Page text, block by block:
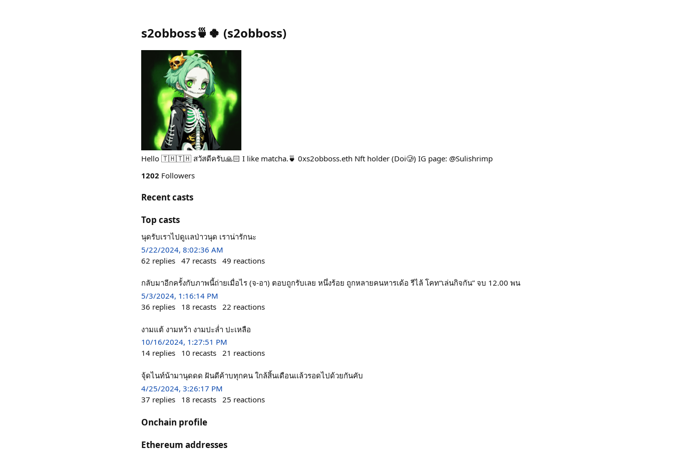
s2obboss🍵🍀 (s2obboss)
Hello 🇹🇭🇹🇭 สวัสดีครับ🙏🏻 I like matcha.🍵 0xs2obboss.eth Nft holder (Doi🥲) IG page: @Sulishrimp
1202 Followers
Recent casts
Top casts
นุดรับเราไปดูเเลป่าวนุด เราน่ารักนะ
5/22/2024, 8:02:36 AM
62 replies 47 recasts 49 reactions
กลับมาอีกครั้งกับภาพนี้ถ่ายเมื่อไร (จ-อา) ตอบถูกรับเลย หนึ่งร้อย ถูกหลายคนหารเด้อ รีไล้ โคท“เล่นกิจกัน” จบ 12.00 พน
5/3/2024, 1:16:14 PM
36 replies 18 recasts 22 reactions
งามแต้ งามหว้า งามปะล่ำ ปะเหลือ
10/16/2024, 1:27:51 PM
14 replies 10 recasts 21 reactions
จุ้ดไนท์น้ามานุดดด ฝันดีค้าบทุกคน ใกล้สิ้นเดือนเเล้วรอดไปด้วยกันคับ
4/25/2024, 3:26:17 PM
37 replies 18 recasts 25 reactions
Onchain profile
Ethereum addresses